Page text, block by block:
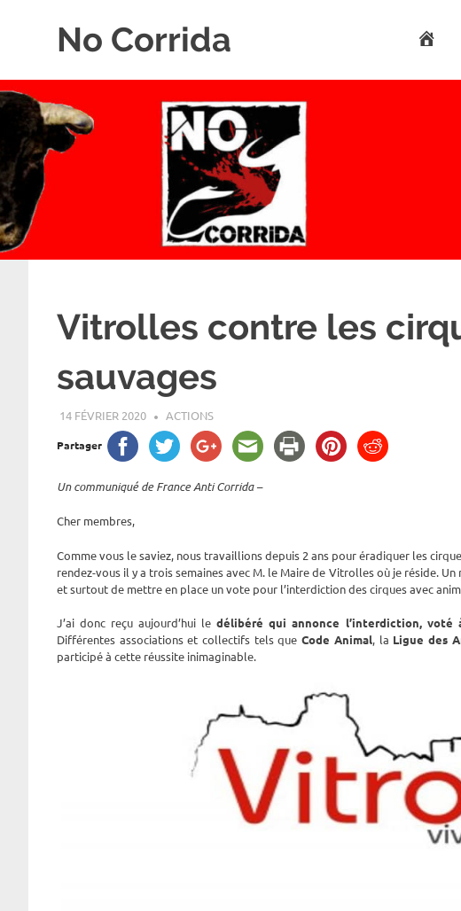
No Corrida
la
corrida
Vitrolles contre les
sauvages
14 FÉVRIER 2020 ROGER LAHANA
ACTIONS
Partager
Un communiqué de France Anti Corrida –
Cher membres,
Comme vous le saviez, nous travaillions depuis 2 ans pour éradiquer les
rendez-vous il y a trois semaines avec M. le Maire de Vitrolles où je réside.
et surtout de mettre en place un vote pour l’interdiction des cirques avec
J’ai donc reçu aujourd’hui ledélibéré qui annonce l’interdiction, voté
Différentes associations et collectifs tels queCode Animal, la Ligue des
participé à cette réussite inimaginable.